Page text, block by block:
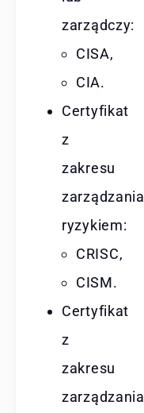
zarządczy:
CISA,
CIA.
Certyfikat
z
zakresu
zarządzania
ryzykiem:
CRISC,
CISM.
Certyfikat
z
zakresu
zarządzania